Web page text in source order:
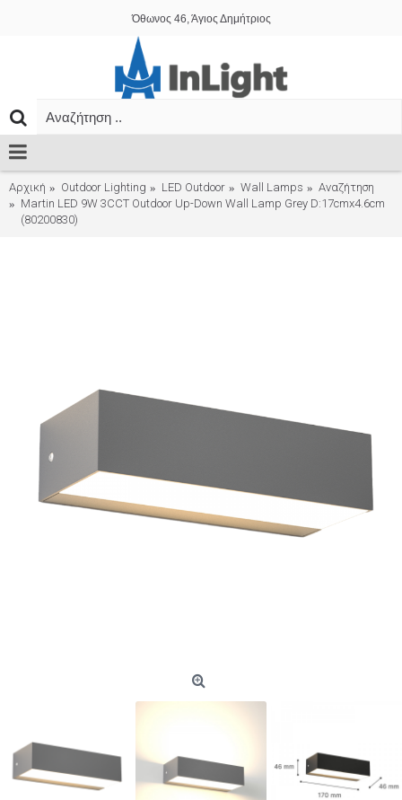
Όθωνος 46, Άγιος Δημήτριος
Αρχική Outdoor Lighting LED Outdoor Wall Lamps
Αναζήτηση
Martin LED 9W 3CCT Outdoor Up-Down Wall Lamp Grey D:17cmx4.6cm
(80200830)